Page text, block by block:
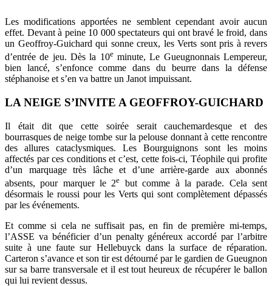
Les modifications apportées ne semblent cependant avoir aucun
effet. Devant à peine 10 000 spectateurs qui ont bravé le froid, dans
un Geoffroy-Guichard qui sonne creux, les Verts sont pris à revers
d’entrée de jeu. Dès la 10eminute, Le Gueugnonnais Lempereur,
bien lancé, s’enfonce comme dans du beurre dans la défense
stéphanoise et s’en va battre un Janot impuissant.
LA NEIGE S’INVITE A GEOFFROY-GUICHARD
Il était dit que cette soirée serait cauchemardesque et des
bourrasques de neige tombe sur la pelouse donnant à cette rencontre
des allures cataclysmiques. Les Bourguignons sont les moins
affectés par ces conditions et c’est, cette fois-ci, Téophile qui profite
d’un marquage très lâche et d’une arrière-garde aux abonnés
absents, pour marquer le 2e but comme à la parade. Cela sent
désormais le roussi pour les Verts qui sont complètement dépassés
par les événements.
Et comme si cela ne suffisait pas, en fin de première mi-temps,
l’ASSE va bénéficier d’un penalty généreux accordé par l’arbitre
suite à une faute sur Hellebuyck dans la surface de réparation.
Carteron s’avance et son tir est détourné par le gardien de Gueugnon
sur sa barre transversale et il est tout heureux de récupérer le ballon
qui lui revient dessus.